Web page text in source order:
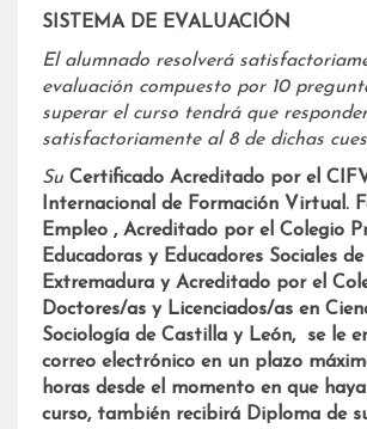
SISTEMA DE EVALUACIÓN
El alumnado resolverá
evaluación compuesto por 10
superar el curso tendrá que responder
satisfactoriamente al 8 de dichas
Su Certificado Acreditado por el
Internacional de Formación Virtual.
Empleo , Acreditado por el Colegio
Educadoras y Educadores Sociales de
Extremadura y Acreditado por el
Doctores/as y Licenciados/as en
Sociología de Castilla y León, se le
correo electrónico en un plazo
horas desde el momento en que
curso,también recibirá Diploma de